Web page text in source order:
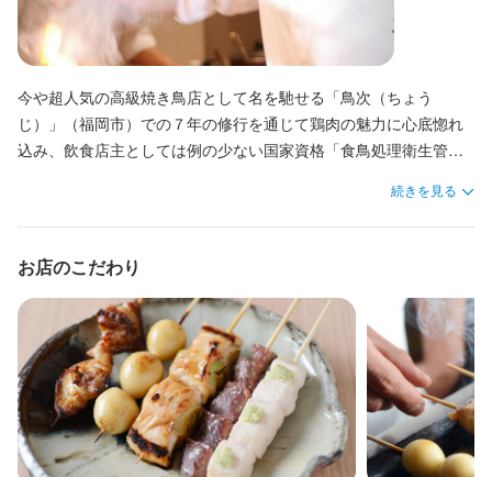
今や超人気の高級焼き鳥店として名を馳せる「鳥次（ちょう
じ）」（福岡市）での７年の修行を通じて鶏肉の魅力に心底惚れ
込み、飲食店主としては例の少ない国家資格「食鳥処理衛生管理
（福岡市）の２年に渡る厳しい修行で日本料理の奥深く繊細な世
界に触れ、調理技術に更に磨きをかけました。そして満を持して
お届けするのが、「焼き鳥」と「日本料理」のかつてない融合。
その独自の世界観に自然派ワインとのマリアージュを提案するオ
ンリーワンのスタイルを目指します。
続きを見る
お店のこだわり
Uターン・Iターン歓迎
フリーター歓迎 大学生歓迎
主婦・主夫歓迎
女性活躍中 ブランクOK 駅チカ(徒歩5分以内) 面接1回
仕事内容
【ホールスタッフ】
選考の流れ
応募後、原則３営業日以内に返信しております。１回の面接を経
て内定となります。
お店の採用担当者からのメッセージ
少しでも興味をお持ちでしたら、ぜひお気軽にご応募ください。